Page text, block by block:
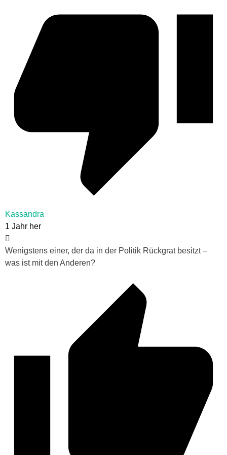
Kassandra
1 Jahr her
Wenigstens einer, der da in der Politik Rückgrat besitzt –
was ist mit den Anderen?